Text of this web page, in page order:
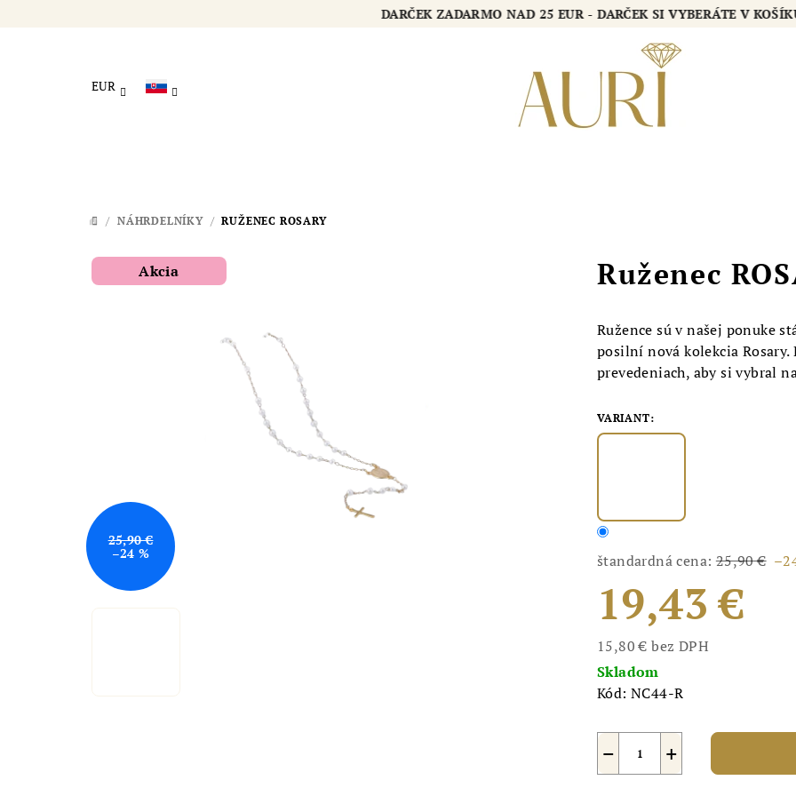
DARČEK ZADARMO NAD 25 EUR - DARČEK SI VYBERÁTE V
EUR
DOMOV
/ NÁHRDELNÍKY / RUŽENEC ROSARY
Ruženec
Ružence sú v našej ponuke
posilní nová kolekcia
prevedeniach, aby si vybral
VARIANT:
štandardná cena: 25,90 €
19,43 €
15,80 € bez DPH
Jednotková
cena:
Skladom
Kód: NC44-R
+
−
Akcia
25,90 €
–24 %